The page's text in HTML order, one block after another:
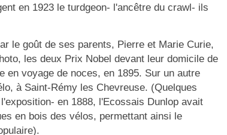
en 1923 le turdgeon- l'ancêtre du crawl- ils
le goût de ses parents, Pierre et Marie Curie,
les deux Prix Nobel devant leur domicile de
en voyage de noces, en 1895. Sur un autre
à Saint-Rémy les Chevreuse. (Quelques
en 1888, l'Ecossais Dunlop avait
en bois des vélos, permettant ainsi le